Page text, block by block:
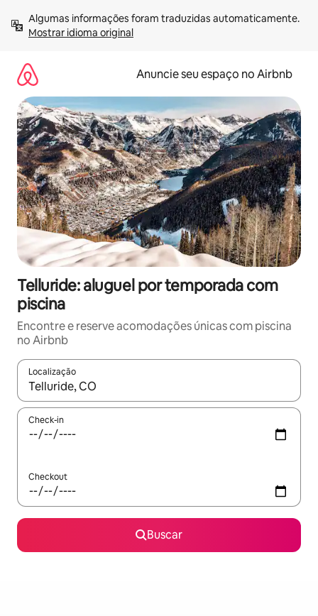
para
Mostrar idioma original
Anuncie seu espaço no Airbnb
Telluride: aluguel por temporada com
piscina
Encontre e reserve acomodações únicas com piscina
no Airbnb
Localização
Quando os resultados estiverem disponíveis, explore-os
Check-in
Checkout
Buscar